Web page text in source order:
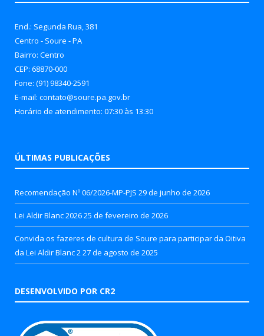
End.: Segunda Rua, 381
Centro - Soure - PA
Bairro: Centro
CEP: 68870-000
Fone: (91) 98340-2591
E-mail: contato@soure.pa.gov.br
Horário de atendimento: 07:30 às 13:30
ÚLTIMAS PUBLICAÇÕES
Recomendação Nº 06/2026-MP-PJS 29 de junho de 2026
Lei Aldir Blanc 202625 de fevereiro de 2026
Convida os fazeres de cultura de Soure para participar da Oitiva
da Lei Aldir Blanc 2 27 de agosto de 2025
DESENVOLVIDO POR CR2